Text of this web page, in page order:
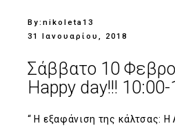
By: nikoleta13
31 Ιανουαρίου, 2018
Σάββατο 10
Happy day!!!
“ Η εξαφάνιση της κάλτσας: